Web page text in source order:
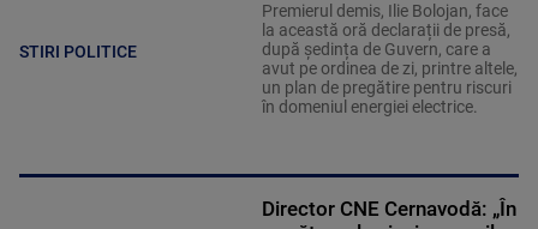
STIRI POLITICE
Premierul demis, Ilie Bolojan, face
la această oră declarații de presă,
după ședința de Guvern, care a
avut pe ordinea de zi, printre altele,
un plan de pregătire pentru riscuri
în domeniul energiei electrice.
Director CNE Cernavodă: „În